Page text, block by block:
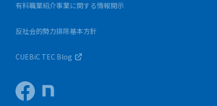
有料職業紹介事業に関する情報開示
反社会的勢力排除基本方針
CUEBiC TEC Blog